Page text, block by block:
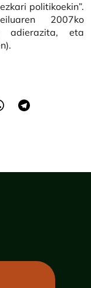
politikoekin”.
2007ko
adierazita, eta